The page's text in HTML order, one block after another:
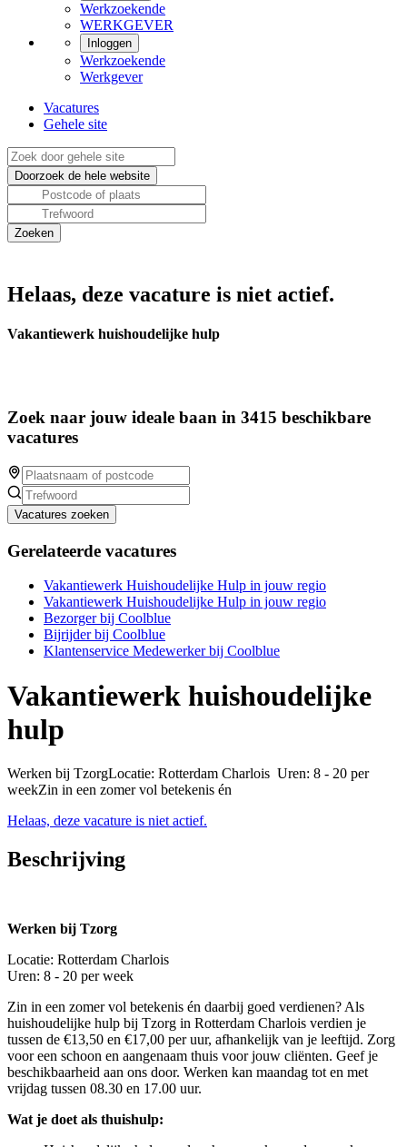
Werkzoekende
WERKGEVER
Inloggen
Werkzoekende
Werkgever
Vacatures
Gehele site
Helaas, deze vacature is niet actief.
Vakantiewerk huishoudelijke hulp
Zoek naar jouw ideale baan in 3415 beschikbare
vacatures
Vacatures zoeken
Gerelateerde vacatures
Vakantiewerk Huishoudelijke Hulp in jouw regio
Vakantiewerk Huishoudelijke Hulp in jouw regio
Bezorger bij Coolblue
Bijrijder bij Coolblue
Klantenservice Medewerker bij Coolblue
Vakantiewerk huishoudelijke
hulp
Werken bij TzorgLocatie: Rotterdam Charlois Uren: 8 - 20 per
weekZin in een zomer vol betekenis én
Helaas, deze vacature is niet actief.
Beschrijving
Werken bij Tzorg
Locatie: Rotterdam Charlois
Uren: 8 - 20 per week
Zin in een zomer vol betekenis én daarbij goed verdienen? Als
huishoudelijke hulp bij Tzorg in Rotterdam Charlois verdien je
tussen de €13,50 en €17,00 per uur, afhankelijk van je leeftijd. Zorg
voor een schoon en aangenaam thuis voor jouw cliënten. Geef je
beschikbaarheid aan ons door. Werken kan maandag tot en met
vrijdag tussen 08.30 en 17.00 uur.
Wat je doet als thuishulp: